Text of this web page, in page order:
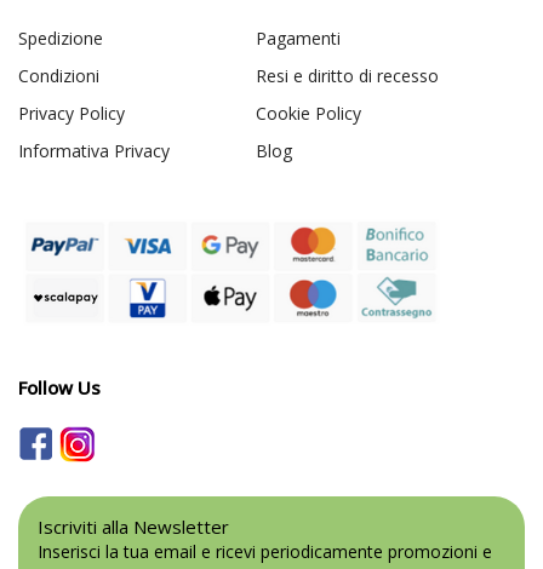
Spedizione
Pagamenti
Condizioni
Resi e diritto di recesso
Privacy Policy
Cookie Policy
Informativa Privacy
Blog
Follow Us
Iscriviti alla Newsletter
Inserisci la tua email e ricevi periodicamente promozioni e